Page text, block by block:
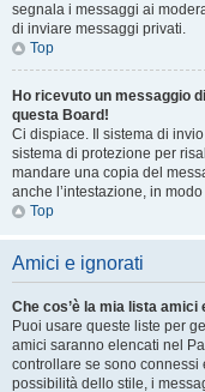
segnala i messaggi ai
di inviare messaggi privati​​.
Top
Ho ricevuto un messaggio
questa Board!
Ci dispiace. Il sistema di
sistema di protezione per
mandare una copia del
anche l’intestazione, in
Top
Amici e ignorati
Che cos’è la mia lista amici
Puoi usare queste liste per
amici saranno elencati nel
controllare se sono connessi
possibilità dello stile, i